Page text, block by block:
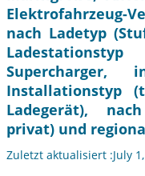
Elektrofahrzeug-
nach Ladetyp
Supercharger,
Installationstyp
Ladegerät),
privat) und
Zuletzt aktualisiert :July